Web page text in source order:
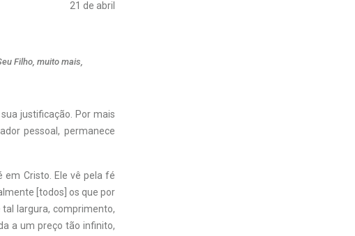
21 de abril
Filho, muito mais,
justificação. Por mais
pessoal, permanece
Cristo. Ele vê pela fé
[todos] os que por
tal largura, comprimento,
a um preço tão infinito,